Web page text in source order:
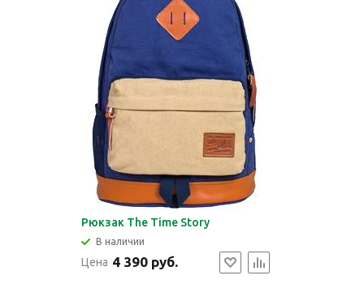
Рюкзак The Time Story
В наличии
Цена 4 390 руб.